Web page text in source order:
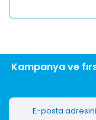
Kampanya ve